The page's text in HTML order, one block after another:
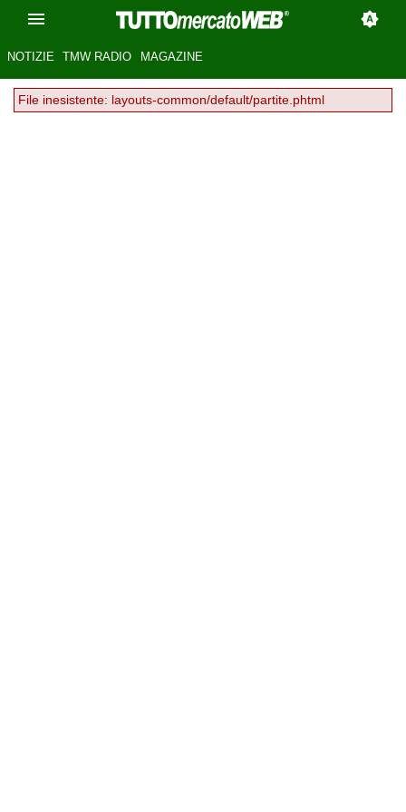
NOTIZIE TMW RADIO MAGAZINE
File inesistente: layouts-common/default/partite.phtml